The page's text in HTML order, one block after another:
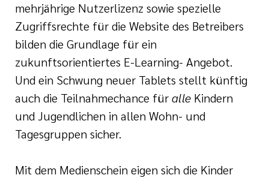
mehrjährige Nutzerlizenz sowie spezielle
Zugriffsrechte für die Website des Betreibers
bilden die Grundlage für ein
zukunftsorientiertes E-Learning- Angebot.
Und ein Schwung neuer Tablets stellt künftig
auch die Teilnahmechance füralle Kindern
und Jugendlichen in allen Wohn- und
Tagesgruppen sicher.
Mit dem Medienschein eigen sich die Kinder